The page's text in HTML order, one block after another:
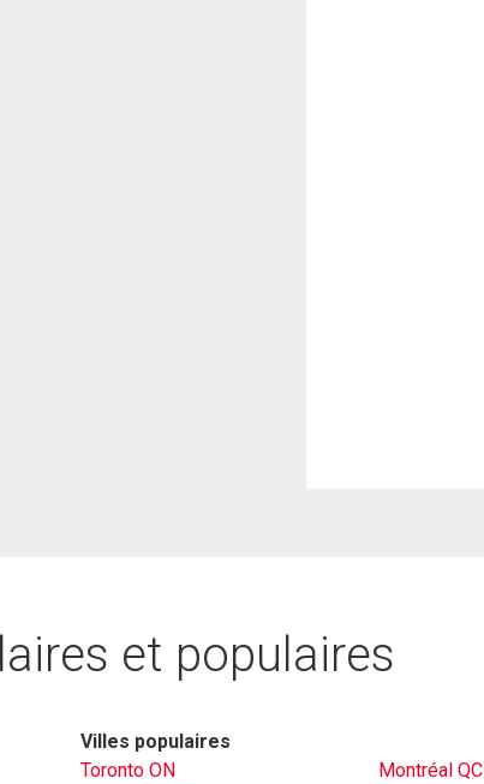
et populaires
Villes populaires
Toronto ON
Montréal QC